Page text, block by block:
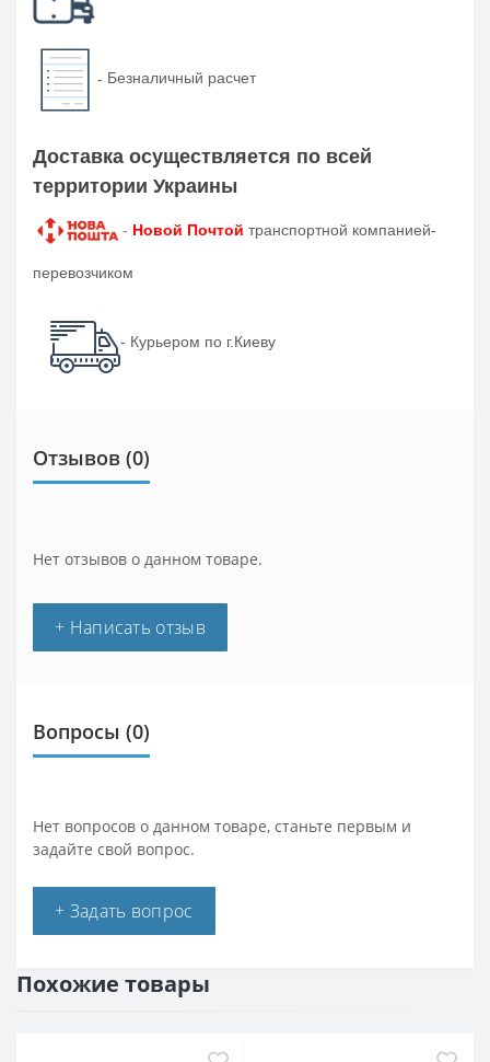
- Безналичный расчет
Доставка осуществляется по всей
территории Украины
- Новой Почтой транспортной компанией-
перевозчиком
- Курьером по г.Киеву
Отзывов (0)
Нет отзывов о данном товаре.
+ Написать отзыв
Вопросы (0)
Нет вопросов о данном товаре, станьте первым и
задайте свой вопрос.
+ Задать вопрос
Похожие товары